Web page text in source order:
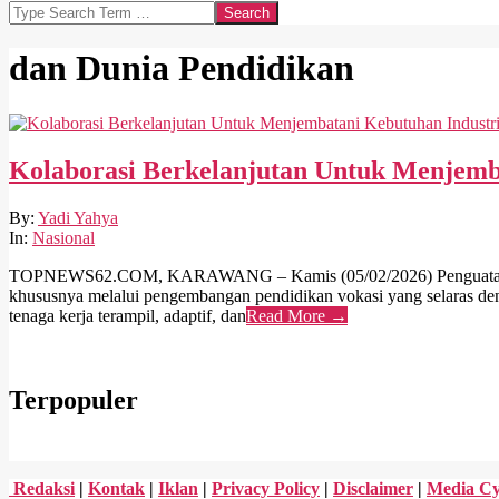
Search
dan Dunia Pendidikan
Kolaborasi Berkelanjutan Untuk
2026-
02-
By: Yadi Yahya
In: Nasional
TOPNEWS62.COM, KARAWANG – Kamis (05/02/2026)
khususnya melalui pengembangan pendidikan vokasi yang selaras
tenaga kerja terampil, adaptif, danRead More →
Terpopuler
Redaksi | Kontak | Iklan | Privacy Policy | Disclaimer | Media